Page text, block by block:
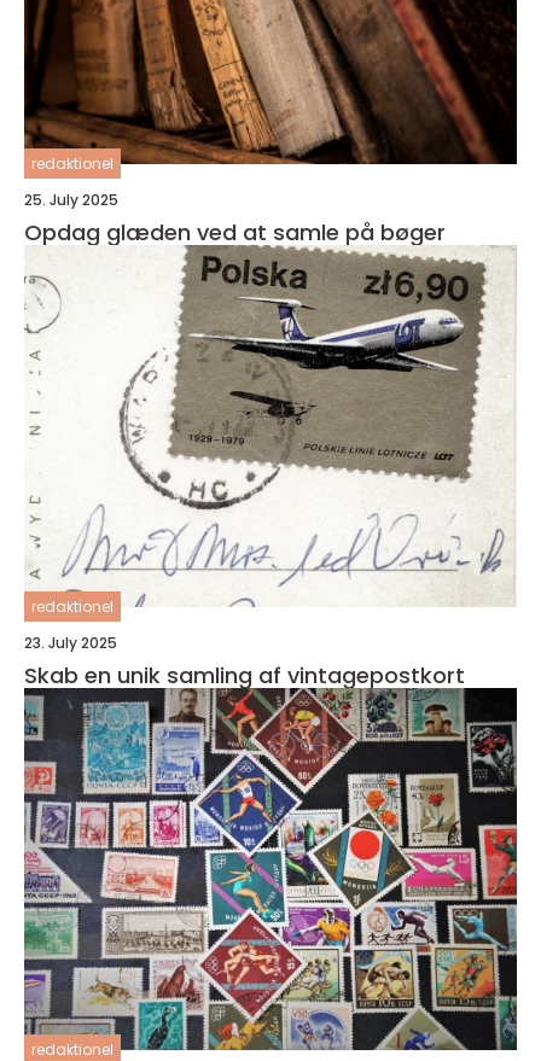
redaktionel
25. July 2025
Opdag glæden ved at samle på bøger
redaktionel
23. July 2025
Skab en unik samling af vintagepostkort
redaktionel